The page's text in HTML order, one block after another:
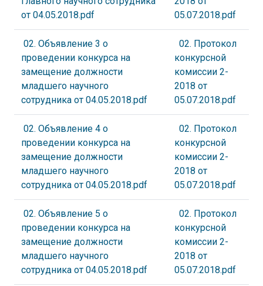
от 04.05.2018.pdf
05.07.2018.pdf
02. Объявление 3 о
проведении конкурса на
замещение должности
младшего научного
сотрудника от 04.05.2018.pdf
02. Протокол
конкурсной
комиссии 2-
2018 от
05.07.2018.pdf
02. Объявление 4 о
проведении конкурса на
замещение должности
младшего научного
сотрудника от 04.05.2018.pdf
02. Протокол
конкурсной
комиссии 2-
2018 от
05.07.2018.pdf
02. Объявление 5 о
проведении конкурса на
замещение должности
младшего научного
сотрудника от 04.05.2018.pdf
02. Протокол
конкурсной
комиссии 2-
2018 от
05.07.2018.pdf